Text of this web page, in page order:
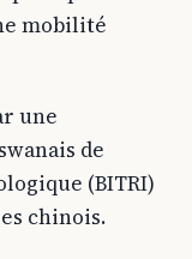
mobilité
une
de
(BITRI)
chinois.